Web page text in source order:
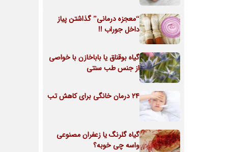
“معجزه درمانی” گذاشتن پیاز
داخل جوراب !!
گیاه بوقناق یا باباخازن با خواصی
از جنس طب سنتی
24 درمان خانگی برای کاهش تب
گیاه گلرنگ یا زعفران مصنوعی
واسه چی خوبه؟